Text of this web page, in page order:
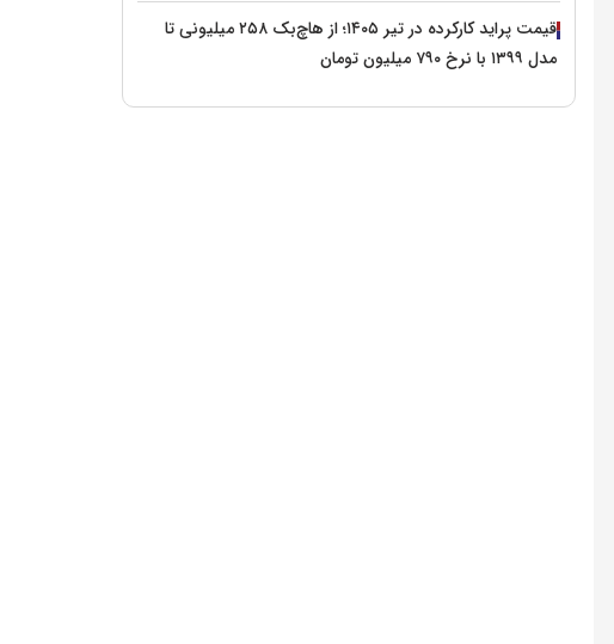
قیمت پراید کارکرده در تیر ۱۴۰۵؛ از هاچ‌بک ۲۵۸ میلیونی تا
مدل ۱۳۹۹ با نرخ ۷۹۰ میلیون تومان